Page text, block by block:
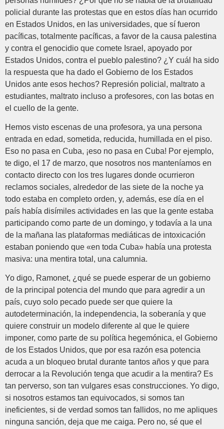
policial durante las protestas que en estos días han ocurrido
en Estados Unidos, en las universidades, que sí fueron
pacíficas, totalmente pacíficas, a favor de la causa palestina
y contra el genocidio que comete Israel, apoyado por
Estados Unidos, contra el pueblo palestino? ¿Y cuál ha sido
la respuesta que ha dado el Gobierno de los Estados
Unidos ante esos hechos? Represión policial, maltrato a
estudiantes, maltrato incluso a profesores, con las botas en
el cuello de la gente.
Hemos visto escenas de una profesora, ya una persona
entrada en edad, sometida, reducida, humillada en el piso.
Eso no pasa en Cuba, ¡eso no pasa en Cuba! Por ejemplo,
te digo, el 17 de marzo, que nosotros nos manteníamos en
contacto directo con los tres lugares donde ocurrieron
reclamos sociales, alrededor de las siete de la noche ya
todo estaba en completo orden, y, además, ese día en el
país había disímiles actividades en las que la gente estaba
participando como parte de un domingo, y todavía a la una
de la mañana las plataformas mediáticas de intoxicación
estaban poniendo que «en toda Cuba» había una protesta
masiva: una mentira total, una calumnia.
Yo digo, Ramonet, ¿qué se puede esperar de un gobierno
de la principal potencia del mundo que para agredir a un
país, cuyo solo pecado puede ser que quiere la
autodeterminación, la independencia, la soberanía y que
quiere construir un modelo diferente al que le quiere
imponer, como parte de su política hegemónica, el Gobierno
de los Estados Unidos, que por esa razón esa potencia
acuda a un bloqueo brutal durante tantos años y que para
derrocar a la Revolución tenga que acudir a la mentira? Es
tan perverso, son tan vulgares esas construcciones. Yo digo,
si nosotros estamos tan equivocados, si somos tan
ineficientes, si de verdad somos tan fallidos, no me apliques
ninguna sanción, deja que me caiga. Pero no, sé que el